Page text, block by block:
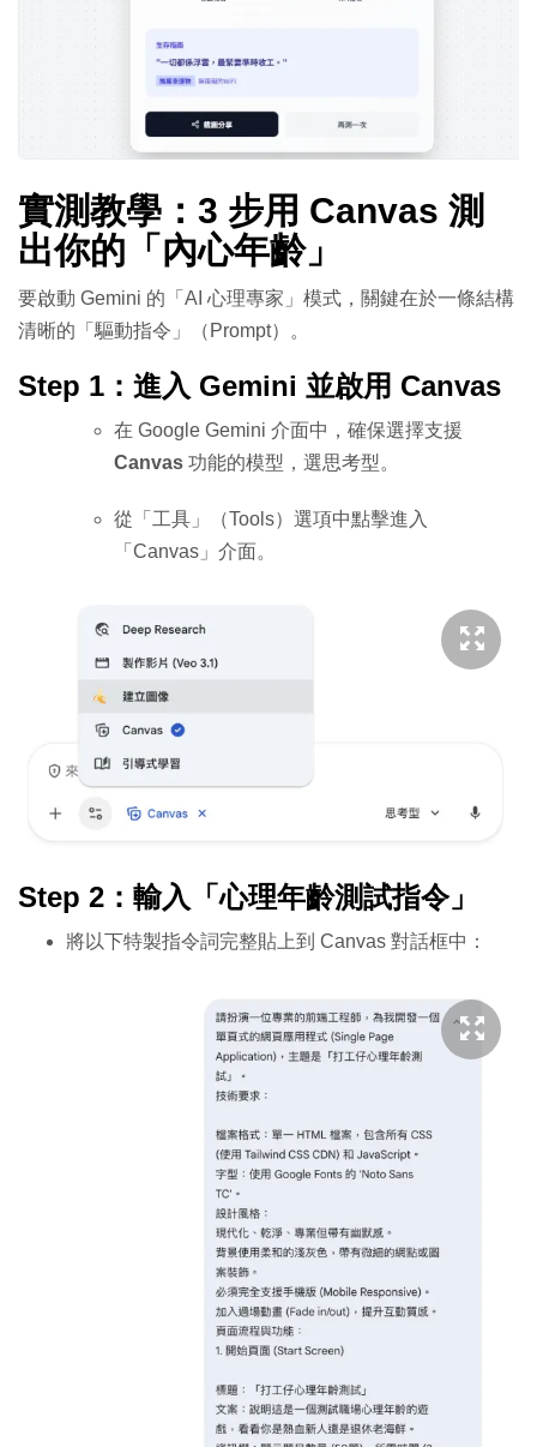
實測教學：3 步用 Canvas 測
出你的「內心年齡」
要啟動 Gemini 的「AI 心理專家」模式，關鍵在於一條結構
清晰的「驅動指令」（Prompt）。
Step 1：進入 Gemini 並啟用 Canvas
在 Google Gemini 介面中，確保選擇支援
Canvas 功能的模型，選思考型。
從「工具」（Tools）選項中點擊進入
「Canvas」介面。
Step 2：輸入「心理年齡測試指令」
將以下特製指令詞完整貼上到 Canvas 對話框中：